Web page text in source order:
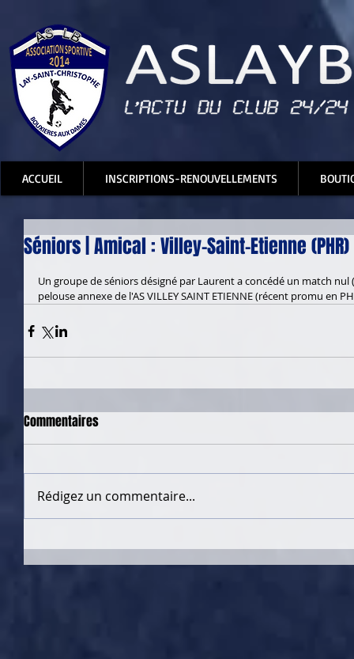
ACCUEIL INSCRIPTIONS-RENOUVELLEMENTS
Séniors | Amical : Villey-Saint-Etienne
Un groupe de séniors désigné par Laurent a concédé un match nul
pelouse annexe de l'AS VILLEY SAINT ETIENNE (récent promu en
Commentaires
Rédigez un commentaire...